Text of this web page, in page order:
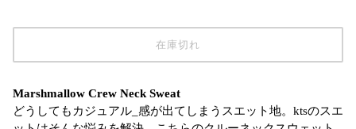
在庫切れ
Marshmallow Crew Neck Sweat
どうしてもカジュアル_感が出てしまうスエット地。ktsのスエ